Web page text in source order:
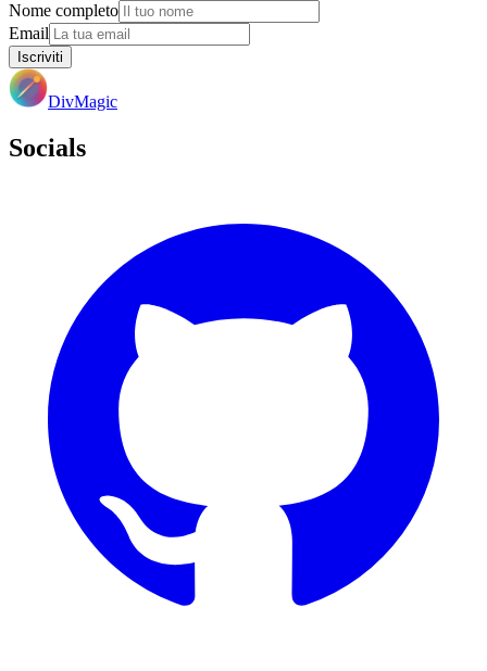
Nome completo
Email
Iscriviti
DivMagic
Socials